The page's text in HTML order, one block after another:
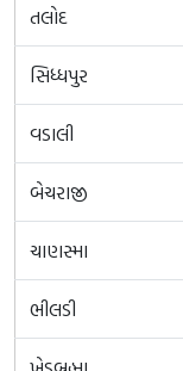
તલોદ
સિધ્ધપુર
વડાલી
બેચરાજી
ચાણસ્મા
ભીલડી